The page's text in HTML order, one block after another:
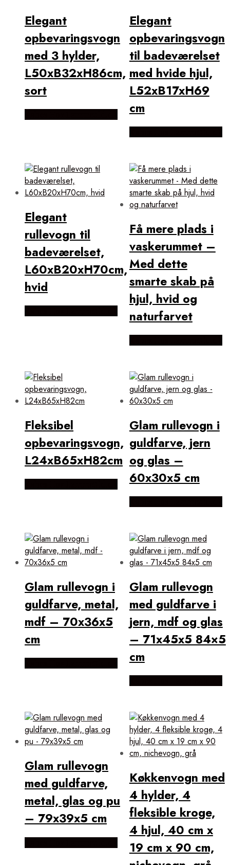
Elegant
opbevaringsvogn
med 3 hylder,
L50xB32xH86cm,
sort
Elegant
opbevaringsvogn
til badeværelset
med hvide hjul,
L52xB17xH69
cm
Elegant
rullevogn til
badeværelset,
L60xB20xH70cm,
hvid
Få mere plads i
vaskerummet –
Med dette
smarte skab på
hjul, hvid og
naturfarvet
Fleksibel
opbevaringsvogn,
L24xB65xH82cm
Glam rullevogn i
guldfarve, jern
og glas –
60x30x5 cm
Glam rullevogn i
guldfarve, metal,
mdf – 70x36x5
cm
Glam rullevogn
med guldfarve i
jern, mdf og glas
– 71x45x5 84×5
cm
Glam rullevogn
med guldfarve,
metal, glas og pu
– 79x39x5 cm
Køkkenvogn med
4 hylder, 4
fleksible kroge,
4 hjul, 40 cm x
19 cm x 90 cm,